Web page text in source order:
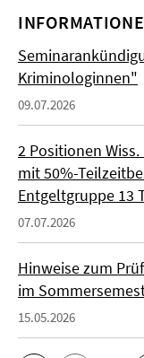
Kriminologinnen"
09.07.2026
2 Positionen
mit 50%-
Entgeltgruppe 13
07.07.2026
Hinweise zum
im
15.05.2026